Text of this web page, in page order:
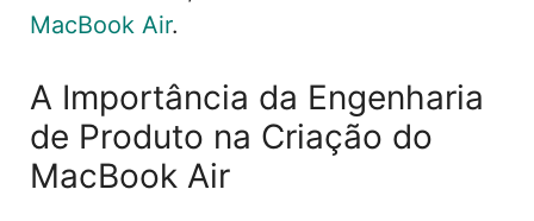
MacBook Air.
A Importância da Engenharia
de Produto na Criação do
MacBook Air